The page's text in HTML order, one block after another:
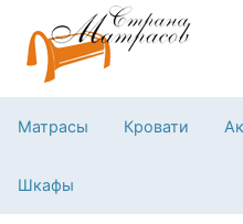
Матрасы Кровати
Шкафы